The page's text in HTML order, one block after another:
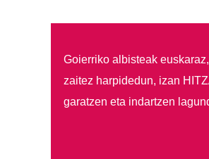
Goierriko albisteak
zaitez harpidedun, izan
garatzen eta indartzen